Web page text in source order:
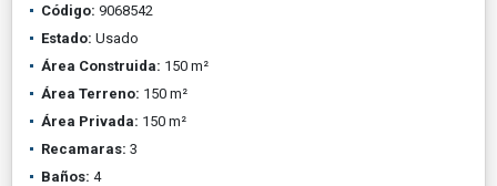
Código: 9068542
Estado: Usado
Área Construida: 150 m²
Área Terreno: 150 m²
Área Privada: 150 m²
Recamaras: 3
Baños: 4